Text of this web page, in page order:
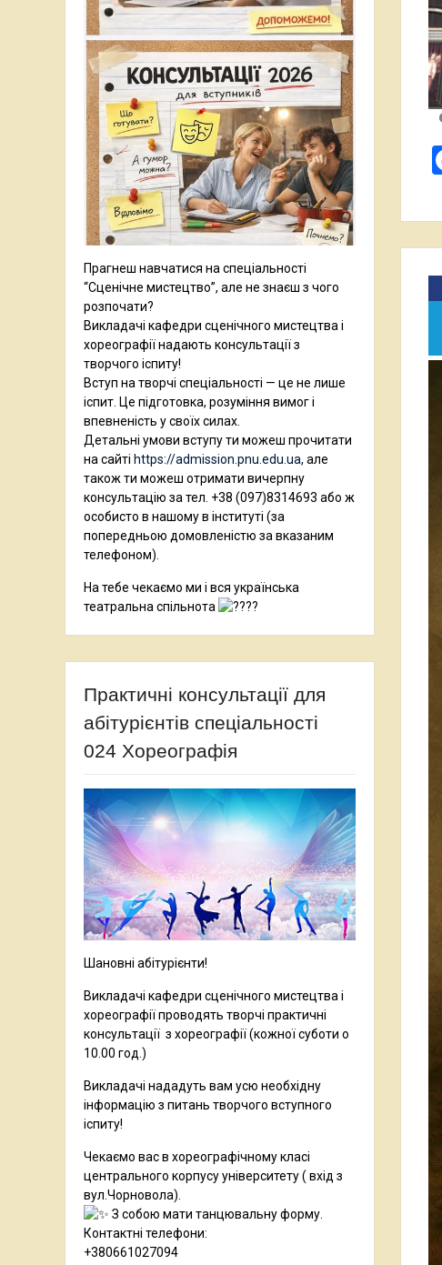
Прагнеш навчатися на спеціальності
“Сценічне мистецтво”, але не знаєш з чого
розпочати?
Викладачі кафедри сценічного мистецтва і
хореографії надають консультації з
творчого іспиту!
Вступ на творчі спеціальності — це не лише
іспит. Це підготовка, розуміння вимог і
впевненість у своїх силах.
Детальні умови вступу ти можеш прочитати
на сайті https://admission.pnu.edu.ua, але
також ти можеш отримати вичерпну
консультацію за тел. +38 (097)8314693 або ж
особисто в нашому в інституті (за
попередньою домовленістю за вказаним
телефоном).
На тебе чекаємо ми і вся українська
театральна спільнота
Практичні консультації для
абітурієнтів спеціальності
024 Хореографія
Шановні абітурієнти!
Викладачі кафедри сценічного мистецтва і
хореографії проводять творчі практичні
консультації з хореографії(кожної суботи о
10.00 год.)
Викладачі нададуть вам усю необхідну
інформацію з питань творчого вступного
іспиту!
Чекаємо вас в хореографічному класі
центрального корпусу університету ( вхід з
вул.Чорновола).
З собою мати танцювальну форму.
Контактні телефони:
+380661027094